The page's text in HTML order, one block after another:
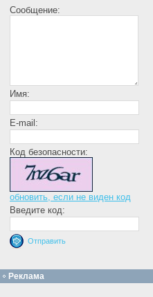
Сообщение:
Имя:
E-mail:
Код безопасности:
обновить, если не виден код
Введите код:
Реклама